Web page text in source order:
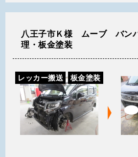
八王子市Ｋ様 ムーブ バン
理・板金塗装
レッカー搬送 板金塗装